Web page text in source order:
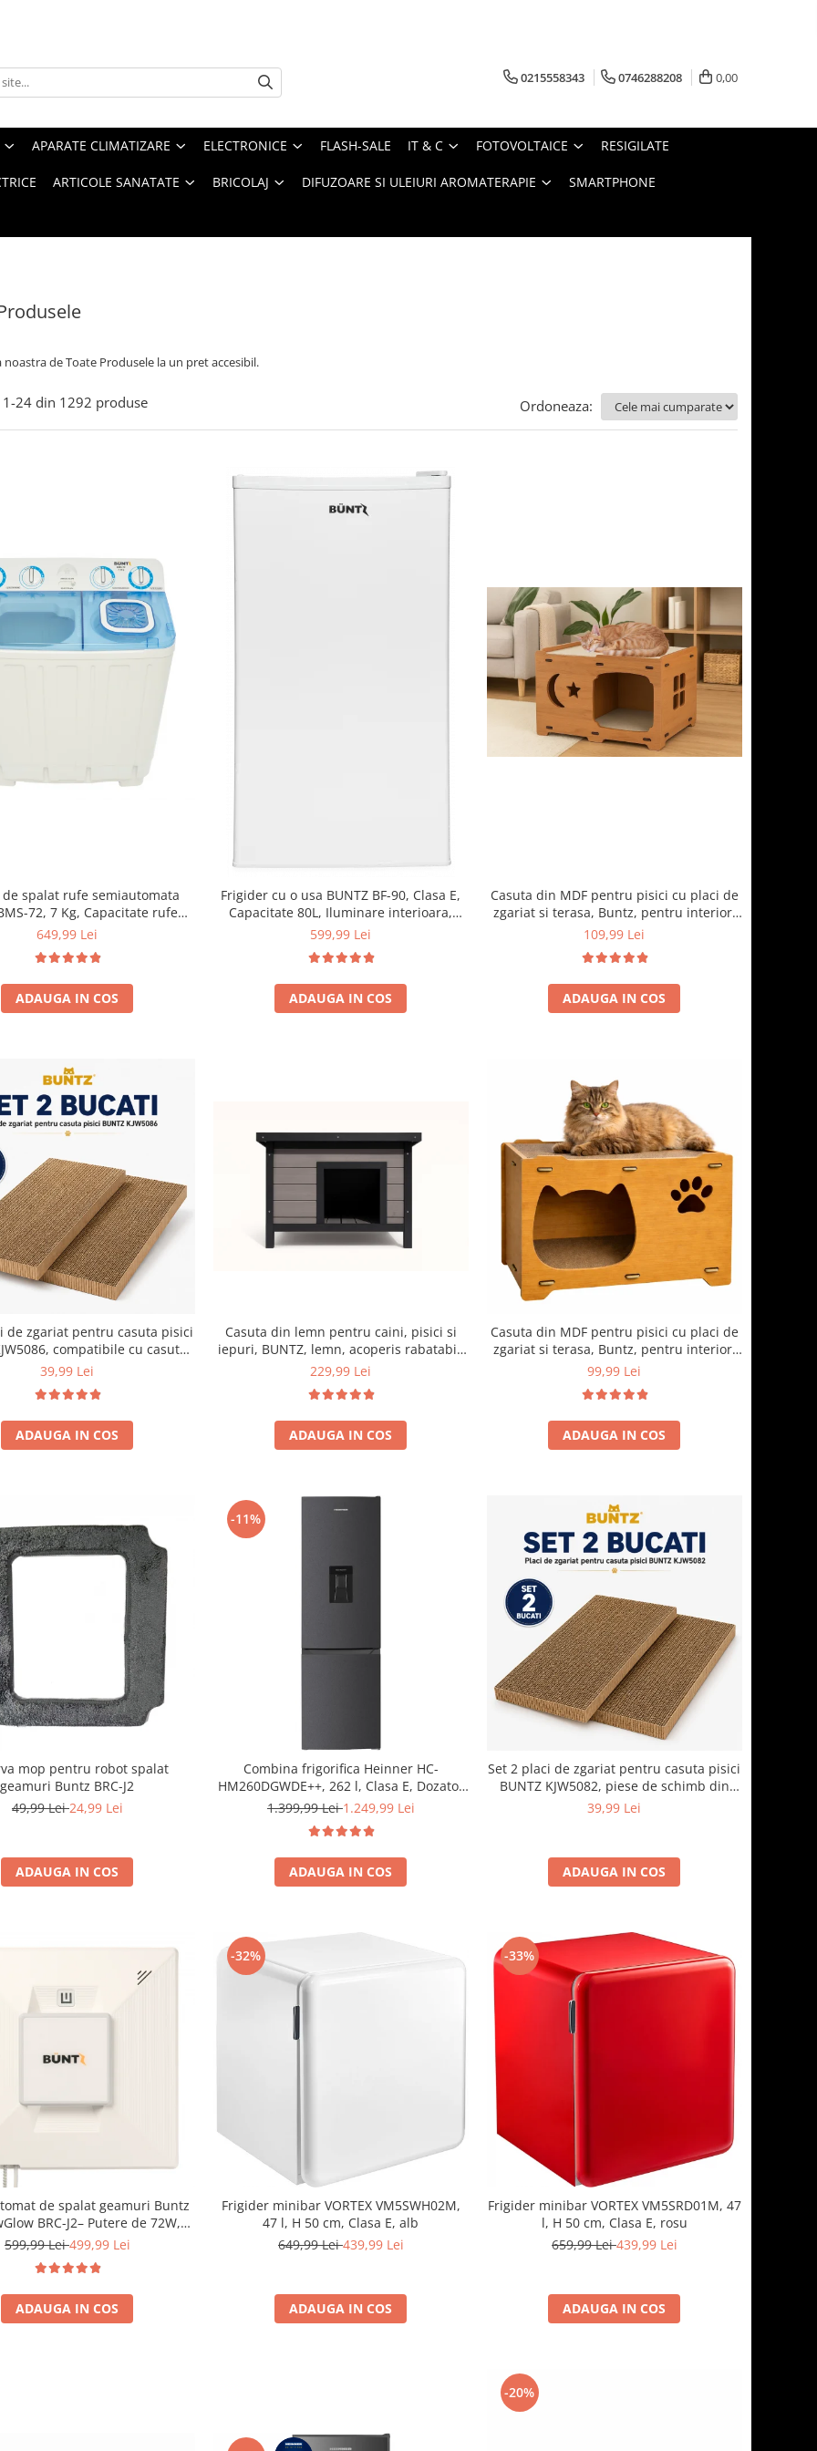
0215558343 0746288208 0,00
APARATE CLIMATIZARE ELECTRONICE FLASH-SALE IT & C FOTOVOLTAICE RESIGILATE
ARTICOLE SANATATE BRICOLAJ DIFUZOARE SI ULEIURI AROMATERAPIE SMARTPHONE
noastra deToate Produsele la un pret accesibil.
1-24 din 1292 produse Ordoneaza:
de spalat rufe semiautomata
72, 7 Kg, Capacitate rufe
5Kg, 330 W, Alb/Albastru
649,99 Lei
ADAUGA IN COS
Frigider cu o usa BUNTZ BF-90, Clasa E,
Capacitate 80L, Iluminare interioara,
Compartiment gheata, H 83 cm, Alb
599,99 Lei
ADAUGA IN COS
Casuta din MDF pentru pisici cu placi de
zgariat si terasa, Buntz, pentru interior,
59x28.5x35cm, Maro
109,99 Lei
ADAUGA IN COS
de zgariat pentru casuta pisici
compatibile cu casuta
59 x 28.5 x 35 cm
39,99 Lei
ADAUGA IN COS
Casuta din lemn pentru caini, pisici si
iepuri, BUNTZ, lemn, acoperis rabatabil,
bitumant, impermeabil, perdea
cm, Gri
229,99 Lei
ADAUGA IN COS
Casuta din MDF pentru pisici cu placi de
zgariat si terasa, Buntz, pentru interior,
44x28.5x30.5cm, Maro
99,99 Lei
ADAUGA IN COS
mop pentru robot spalat
geamuri Buntz BRC-J2
49,99 Lei24,99 Lei
ADAUGA IN COS
-11%
Combina frigorifica Heinner HC-
HM260DGWDE++, 262 l, Clasa E, Dozator
de apa, Control electronic cu termostat
180 cm, Gri antracit texturat
1.399,99 Lei1.249,99 Lei
ADAUGA IN COS
Set 2 placi de zgariat pentru casuta pisici
BUNTZ KJW5082, piese de schimb din
carton rezistent, compatibile cu casuta
39,99 Lei
ADAUGA IN COS
de spalat geamuri Buntz
BRC-J2– Putere de 72W,
duala de pulverizare,
599,99 Lei499,99 Lei
ADAUGA IN COS
-32%
Frigider minibar VORTEX VM5SWH02M,
47 l, H 50 cm, Clasa E, alb
649,99 Lei439,99 Lei
ADAUGA IN COS
-33%
Frigider minibar VORTEX VM5SRD01M, 47
l, H 50 cm, Clasa E, rosu
659,99 Lei439,99 Lei
ADAUGA IN COS
-20%